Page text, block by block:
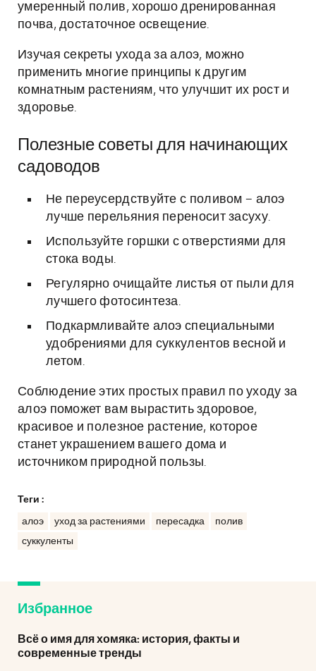
умеренный полив, хорошо дренированная
почва, достаточное освещение.
Изучая секреты ухода за алоэ, можно
применить многие принципы к другим
комнатным растениям, что улучшит их рост и
здоровье.
Полезные советы для начинающих
садоводов
Не переусердствуйте с поливом – алоэ
лучше перельяния переносит засуху.
Используйте горшки с отверстиями для
стока воды.
Регулярно очищайте листья от пыли для
лучшего фотосинтеза.
Подкармливайте алоэ специальными
удобрениями для суккулентов весной и
летом.
Соблюдение этих простых правил по уходу за
алоэ поможет вам вырастить здоровое,
красивое и полезное растение, которое
станет украшением вашего дома и
источником природной пользы.
Теги :
алоэ уход за растениями пересадка
полив
суккуленты
Избранное
Всё о имя для хомяка: история, факты и
современные тренды